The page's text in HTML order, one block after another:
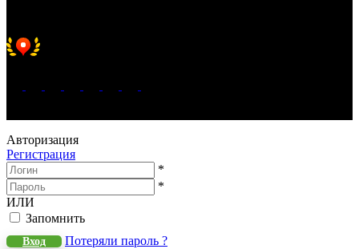
Авторизация
Регистрация
*
*
ИЛИ
Запомнить
Вход
Потеряли пароль ?